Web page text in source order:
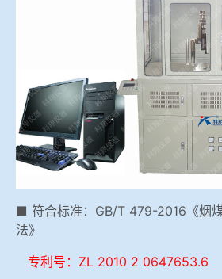
矿石、焦炭物理检测及制样设备
工业分析、测硫仪等
爱游戏平台-爱游戏（中国）一站式
■ 符合标准：GB/T 479-2016《烟
法》
专利号：ZL 2010 2 0647653.6